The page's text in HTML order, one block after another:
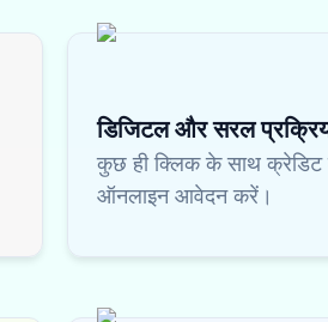
डिजिटल और सरल
कुछ ही क्लिक के साथ क्रेडिट
ऑनलाइन आवेदन करें।